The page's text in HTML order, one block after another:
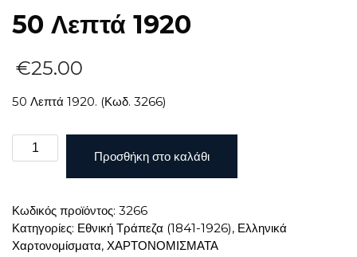
50 Λεπτά 1920
€25.00
50 Λεπτά 1920. (Κωδ. 3266)
Λεπτά
Προσθήκη στο καλάθι
Κωδικός προϊόντος: 3266
Κατηγορίες: Εθνική Τράπεζα (1841-1926), Ελληνικά
Χαρτονομίσματα, ΧΑΡΤΟΝΟΜΙΣΜΑΤΑ